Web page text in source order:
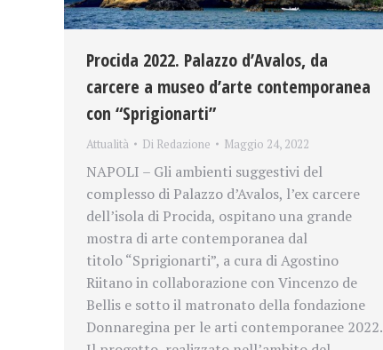
Procida 2022. Palazzo d’Avalos, da
carcere a museo d’arte contemporanea
con “Sprigionarti”
Attualità Di Redazione Maggio 24, 2022
NAPOLI – Gli ambienti suggestivi del
complesso di Palazzo d’Avalos, l’ex carcere
dell’isola di Procida, ospitano una grande
mostra di arte contemporanea dal
titolo “Sprigionarti”, a cura di Agostino
Riitano in collaborazione con Vincenzo de
Bellis e sotto il matronato della fondazione
Donnaregina per le arti contemporanee 2022.